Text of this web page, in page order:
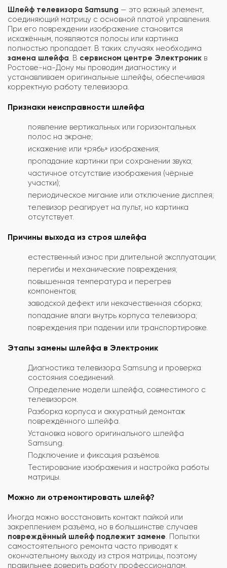
Шлейф телевизора Samsung — это важный элемент,
соединяющий матрицу с основной платой управления.
При его повреждении изображение становится
искажённым, появляются полосы или картинка
полностью пропадает. В таких случаях необходима
замена шлейфа . В сервисном центре Электроник в
Ростове-на-Дону мы проводим диагностику и
устанавливаем оригинальные шлейфы, обеспечивая
корректную работу телевизора.
Признаки неисправности шлейфа
появление вертикальных или горизонтальных
полос на экране;
искажение или «рябь» изображения;
пропадание картинки при сохранении звука;
частичное отсутствие изображения (чёрные
участки);
периодическое мигание или отключение дисплея;
телевизор реагирует на пульт, но картинка
отсутствует.
Причины выхода из строя шлейфа
естественный износ при длительной эксплуатации;
перегибы и механические повреждения;
повышенная температура и перегрев
компонентов;
заводской дефект или некачественная сборка;
попадание влаги внутрь корпуса телевизора;
повреждения при падении или транспортировке.
Этапы замены шлейфа в Электроник
Диагностика телевизора Samsung и проверка
состояния соединений.
Определение модели шлейфа, совместимого с
телевизором.
Разборка корпуса и аккуратный демонтаж
повреждённого шлейфа.
Установка нового оригинального шлейфа
Samsung.
Подключение и фиксация разъёмов.
Тестирование изображения и настройка работы
матрицы.
Можно ли отремонтировать шлейф?
Иногда можно восстановить контакт пайкой или
закреплением разъёма, но в большинстве случаев
повреждённый шлейф подлежит замене . Попытки
самостоятельного ремонта часто приводят к
окончательному выходу из строя матрицы, поэтому
правильнее доверить работу профессионалам.